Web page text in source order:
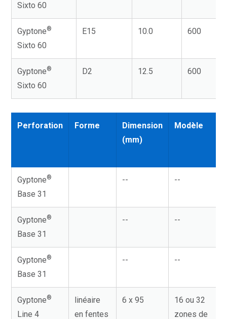
Sixto 60
Gyptone®
Sixto 60
E15 10.0 600
Gyptone®
Sixto 60
D2 12.5 600
Perforation Forme
Dimension
(mm)
Modèle
Gyptone®
Base 31
-- --
Gyptone®
Base 31
-- --
Gyptone®
Base 31
-- --
Gyptone®
Line 4
linéaire
en fentes
6 x 95
16 ou 32
zones de